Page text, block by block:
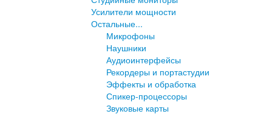
Усилители мощности
Остальные...
Микрофоны
Наушники
Аудиоинтерфейсы
Рекордеры и портастудии
Эффекты и обработка
Спикер-процессоры
Звуковые карты